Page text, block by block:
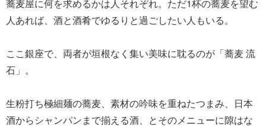
蕎麦屋に何を求めるかは人それぞれ。ただ1杯の蕎麦を望む
人あれば、酒と酒肴でゆるりと過ごしたい人もいる。
ここ銀座で、両者が垣根なく集い美味に耽るのが「蕎麦 流
石」。
生粉打ち極細麺の蕎麦、素材の吟味を重ねたつまみ、日本
酒からシャンパンまで揃える酒、とそのメニューに隙はな